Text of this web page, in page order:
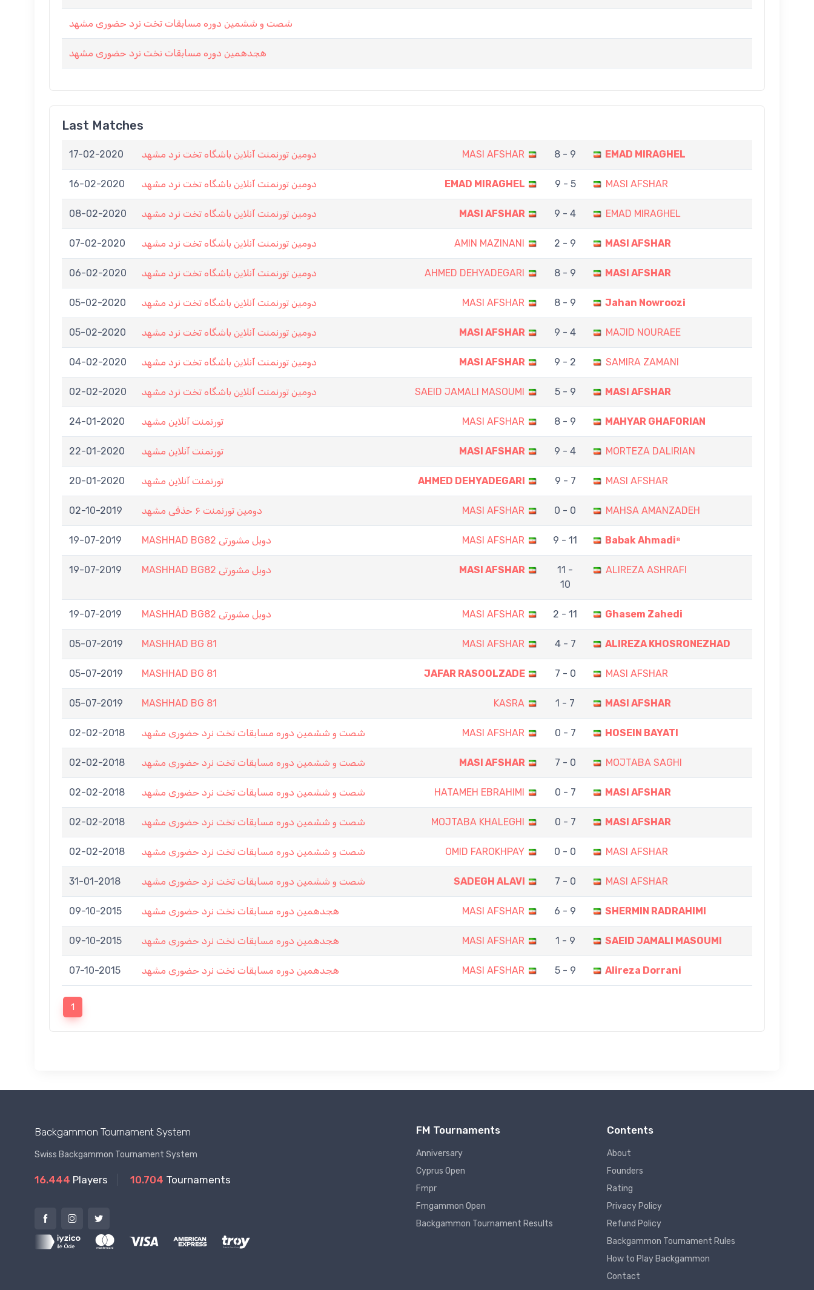
شصت و ششمین دوره مسابقات تخت نرد حضوری مشهد
هجدهمین دوره مسابقات نخت نرد حضوری مشهد
Last Matches
17-02-2020 دومین تورنمنت آنلاین باشگاه تخت نرد مشهد MASI AFSHAR 8 - 9 EMAD MIRAGHEL
16-02-2020 دومین تورنمنت آنلاین باشگاه تخت نرد مشهد EMAD MIRAGHEL 9 - 5 MASI AFSHAR
08-02-2020 دومین تورنمنت آنلاین باشگاه تخت نرد مشهد MASI AFSHAR 9 - 4 EMAD MIRAGHEL
07-02-2020 دومین تورنمنت آنلاین باشگاه تخت نرد مشهد AMIN MAZINANI 2 - 9 MASI AFSHAR
06-02-2020 دومین تورنمنت آنلاین باشگاه تخت نرد مشهد AHMED DEHYADEGARI 8 - 9 MASI AFSHAR
05-02-2020 دومین تورنمنت آنلاین باشگاه تخت نرد مشهد MASI AFSHAR 8 - 9 Jahan Nowroozi
05-02-2020 دومین تورنمنت آنلاین باشگاه تخت نرد مشهد MASI AFSHAR 9 - 4 MAJID NOURAEE
04-02-2020 دومین تورنمنت آنلاین باشگاه تخت نرد مشهد MASI AFSHAR 9 - 2 SAMIRA ZAMANI
02-02-2020 دومین تورنمنت آنلاین باشگاه تخت نرد مشهد SAEID JAMALI MASOUMI 5 - 9 MASI AFSHAR
24-01-2020 تورنمنت آنلاین مشهد MASI AFSHAR 8 - 9 MAHYAR GHAFORIAN
22-01-2020 تورنمنت آنلاین مشهد MASI AFSHAR 9 - 4 MORTEZA DALIRIAN
20-01-2020 تورنمنت آنلاین مشهد AHMED DEHYADEGARI 9 - 7 MASI AFSHAR
02-10-2019 دومین تورنمنت ۶ حذفی مشهد MASI AFSHAR 0 - 0 MAHSA AMANZADEH
19-07-2019 MASHHAD BG82 دوبل مشورتی MASI AFSHAR 9 - 11 Babak Ahmadi⁸
19-07-2019 MASHHAD BG82 دوبل مشورتی MASI AFSHAR
11 -
10
ALIREZA ASHRAFI
19-07-2019 MASHHAD BG82 دوبل مشورتی MASI AFSHAR 2 - 11 Ghasem Zahedi
05-07-2019 MASHHAD BG 81 MASI AFSHAR 4 - 7 ALIREZA KHOSRONEZHAD
05-07-2019 MASHHAD BG 81 JAFAR RASOOLZADE 7 - 0 MASI AFSHAR
05-07-2019 MASHHAD BG 81 KASRA 1 - 7 MASI AFSHAR
02-02-2018 شصت و ششمین دوره مسابقات تخت نرد حضوری مشهد MASI AFSHAR 0 - 7 HOSEIN BAYATI
02-02-2018 شصت و ششمین دوره مسابقات تخت نرد حضوری مشهد MASI AFSHAR 7 - 0 MOJTABA SAGHI
02-02-2018 شصت و ششمین دوره مسابقات تخت نرد حضوری مشهد HATAMEH EBRAHIMI 0 - 7 MASI AFSHAR
02-02-2018 شصت و ششمین دوره مسابقات تخت نرد حضوری مشهد MOJTABA KHALEGHI 0 - 7 MASI AFSHAR
02-02-2018 شصت و ششمین دوره مسابقات تخت نرد حضوری مشهد OMID FAROKHPAY 0 - 0 MASI AFSHAR
31-01-2018 شصت و ششمین دوره مسابقات تخت نرد حضوری مشهد SADEGH ALAVI 7 - 0 MASI AFSHAR
09-10-2015 هجدهمین دوره مسابقات نخت نرد حضوری مشهد MASI AFSHAR 6 - 9 SHERMIN RADRAHIMI
09-10-2015 هجدهمین دوره مسابقات نخت نرد حضوری مشهد MASI AFSHAR 1 - 9 SAEID JAMALI MASOUMI
07-10-2015 هجدهمین دوره مسابقات نخت نرد حضوری مشهد MASI AFSHAR 5 - 9 Alireza Dorrani
1
Backgammon Tournament System
Swiss Backgammon Tournament System
16.444 Players 10.704 Tournaments
FM Tournaments
Anniversary
Cyprus Open
Fmpr
Fmgammon Open
Backgammon Tournament Results
Contents
About
Founders
Rating
Privacy Policy
Refund Policy
Backgammon Tournament Rules
How to Play Backgammon
Contact